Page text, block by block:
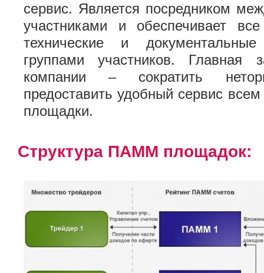
сервис. Является посредником
участниками и обеспечивает все
технические и
группами участников. Главная
компании – сократить
предоставить удобный сервис
площадки.
Структура ПАММ площадок: